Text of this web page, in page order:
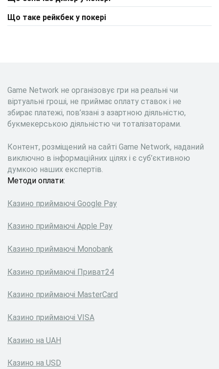
Що таке рейкбек у покері
Game Network не організовує гри на реальні чи
віртуальні гроші, не приймає оплату ставок і не
збирає платежі, пов’язані з азартною діяльністю,
букмекерською діяльністю чи тоталізаторами.
Контент, розміщений на сайті Game Network, наданий
виключно в інформаційних цілях і є суб’єктивною
думкою наших експертів.
Методи оплати:
Казино приймаючі Google Pay
Казино приймаючі Apple Pay
Казино приймаючі Monobank
Казино приймаючі Приват24
Казино приймаючі MasterCard
Казино приймаючі VISA
Казино на UAH
Казино на USD